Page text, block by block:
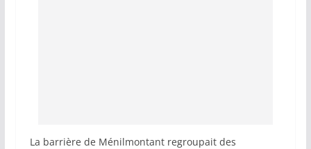
La barrière de Ménilmontant regroupait des